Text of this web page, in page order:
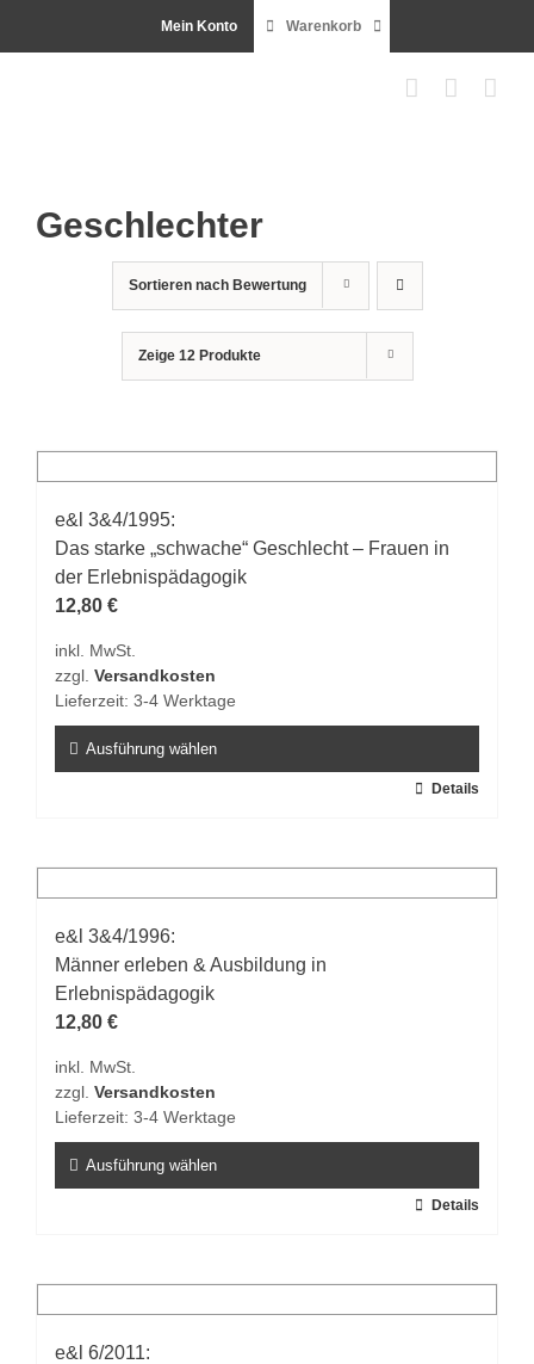
Mein Konto Warenkorb
Geschlechter
Sortieren nach Bewertung
Zeige 12 Produkte
e&l 3&4/1995:
Das starke „schwache“ Geschlecht – Frauen in
der Erlebnispädagogik
12,80 €
inkl. MwSt.
zzgl. Versandkosten
Lieferzeit: 3-4 Werktage
Ausführung wählen
Varianten
auf.
Die
Optionen
können
der
Produktseite
werden
Details
e&l 3&4/1996:
Männer erleben & Ausbildung in
Erlebnispädagogik
12,80 €
inkl. MwSt.
zzgl. Versandkosten
Lieferzeit: 3-4 Werktage
Ausführung wählen
Varianten
auf.
Details
e&l 6/2011: